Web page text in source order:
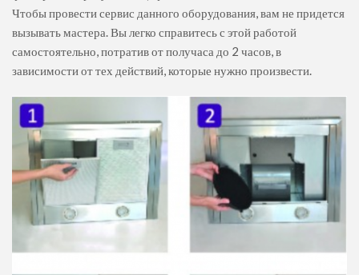
Чтобы провести сервис данного оборудования, вам не придется
вызывать мастера. Вы легко справитесь с этой работой
самостоятельно, потратив от получаса до 2 часов, в
зависимости от тех действий, которые нужно произвести.